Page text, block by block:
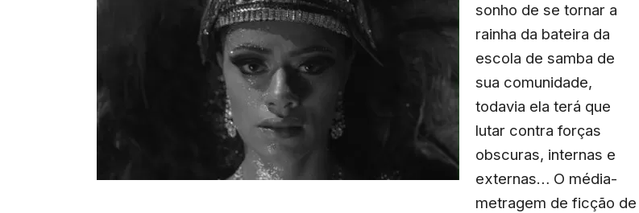
sonho de se tornar a
rainha da bateira da
escola de samba de
sua comunidade,
todavia ela terá que
lutar contra forças
obscuras, internas e
externas… O média-
metragem de ficção de